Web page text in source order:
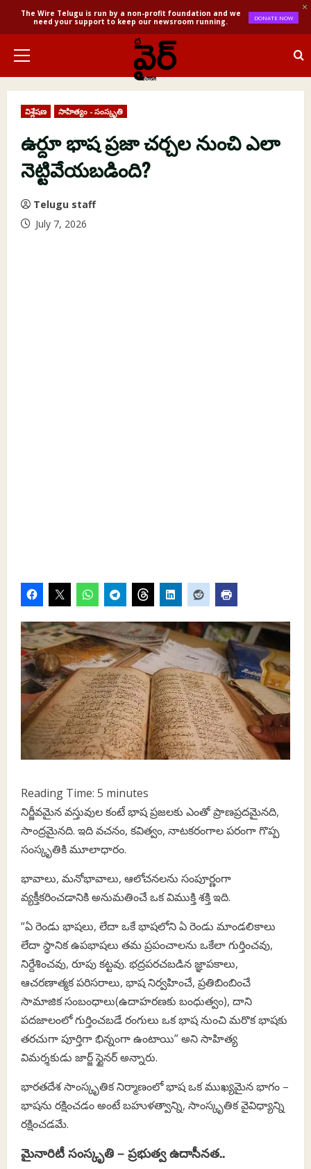
The Wire Telugu is run by a non-profit foundation and we
need your support to keep our newsroom running.
DONATE NOW
content
Primary
Menu
విశ్లేషణ సాహిత్యం - సంస్కృతి
ఉర్దూ భాష ప్రజా చర్చల నుంచి ఎలా
నెట్టివేయబడింది?
Telugu staff
July 7, 2026
Reading Time: 5 minutes
నిర్జీవమైన వస్తువుల కంటే భాష ప్రజలకు ఎంతో ప్రాణప్రదమైనది,
సాంద్రమైనది. ఇది వచనం, కవిత్వం, నాటకరంగాల పరంగా గొప్ప
సంస్కృతికి మూలాధారం.
భావాలు, మనోభావాలు, ఆలోచనలను సంపూర్ణంగా
వ్యక్తీకరించడానికి అనుమతించే ఒక విముక్తి శక్తి ఇది.
“ఏ రెండు భాషలు, లేదా ఒకే భాషలోని ఏ రెండు మాండలికాలు
లేదా స్థానిక ఉపభాషలు తమ ప్రపంచాలను ఒకేలా గుర్తించవు,
నిర్దేశించవు, రూపు కట్టవు. భద్రపరచబడిన జ్ఞాపకాలు,
ఆచరణాత్మక పరిసరాలు, భాష నిర్వహించే, ప్రతిబింబించే
సామాజిక సంబంధాలు(ఉదాహరణకు బంధుత్వం), దాని
పదజాలంలో గుర్తించబడే రంగులు ఒక భాష నుంచి మరొక భాషకు
తరచుగా పూర్తిగా భిన్నంగా ఉంటాయి” అని సాహిత్య
విమర్శకుడు జార్జ్ స్టైనర్ అన్నారు.
భారతదేశ సాంస్కృతిక నిర్మాణంలో భాష ఒక ముఖ్యమైన భాగం –
భాషను రక్షించడం అంటే బహుళత్వాన్ని, సాంస్కృతిక వైవిధ్యాన్ని
రక్షించడమే.
మైనారిటీ సంస్కృతి – ప్రభుత్వ ఉదాసీనత..